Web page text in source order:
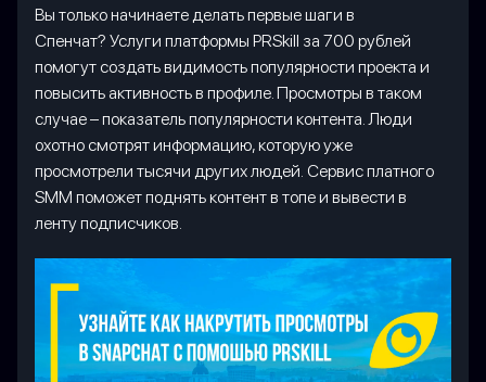
Вы только начинаете делать первые шаги в
Спенчат? Услуги платформы PRSkill за 700 рублей
помогут создать видимость популярности проекта и
повысить активность в профиле. Просмотры в таком
случае – показатель популярности контента. Люди
охотно смотрят информацию, которую уже
просмотрели тысячи других людей. Сервис платного
SMM поможет поднять контент в топе и вывести в
ленту подписчиков.